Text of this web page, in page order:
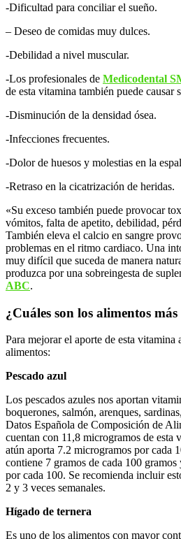
-Dificultad para conciliar el sueño.
– Deseo de comidas muy dulces.
-Debilidad a nivel muscular.
-Los profesionales de Medicodental
de esta vitamina también puede causar
-Disminución de la densidad ósea.
-Infecciones frecuentes.
-Dolor de huesos y molestias en la
-Retraso en la cicatrización de heridas.
«Su exceso también puede provocar
vómitos, falta de apetito, debilidad,
También eleva el calcio en sangre
problemas en el ritmo cardiaco. Una
muy difícil que suceda de manera
produzca por una sobreingesta de
ABC.
¿Cuáles son los alimentos
Para mejorar el aporte de esta vitamina
alimentos:
Pescado azul
Los pescados azules nos aportan
boquerones, salmón, arenques,
Datos Española de Composición de
cuentan con 11,8 microgramos de esta
atún aporta 7.2 microgramos por cada
contiene 7 gramos de cada 100
por cada 100. Se recomienda incluir
2 y 3 veces semanales.
Hígado de ternera
Es uno de los alimentos con mayor